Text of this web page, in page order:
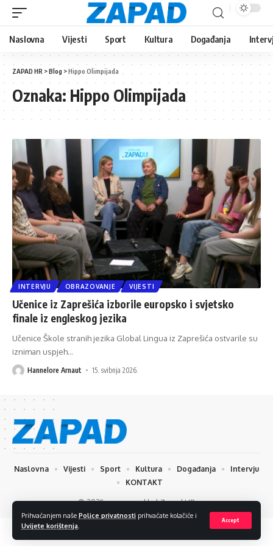
Prihvaćanjem naše Police privatnosti prihvaćate kolačiće i
Uvijete korištenja
Accept
Naslovna Vijesti Sport Kultura Događanja
ZAPAD HR >Blog >Hippo Olimpijada
Oznaka:Hippo Olimpijada
INTERVJU OBRAZOVANJE VIJESTI
Učenice iz Zaprešića izborile europsko i svjetsko
finale iz engleskog jezika
Učenice Škole stranih jezika Global Lingua iz Zaprešića ostvarile su
izniman uspjeh…
Hannelore Arnaut 15. svibnja 2026.
© 2025 www.zapad.hr | Zapad HR
Naslovna Vijesti Sport Kultura Događanja
Intervju
KONTAKT